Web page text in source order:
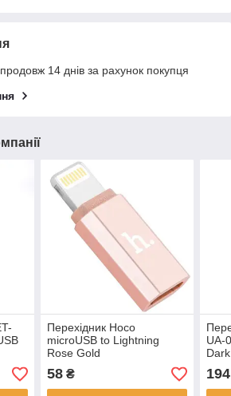
14 днів за рахунок покупця
Перехідник Hoco
microUSB to Lightning
Rose Gold
58₴
UA-
194